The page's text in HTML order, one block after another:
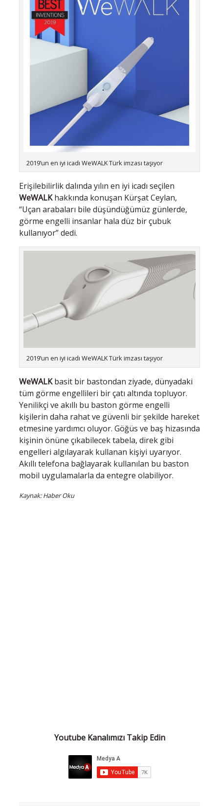
2019’un en iyi icadı WeWALK Türk imzası taşıyor
Erişilebilirlik dalında yılın en iyi icadı seçilen
WeWALKhakkında konuşan Kürşat Ceylan,
“Uçan arabaları bile düşündüğümüz günlerde,
görme engelli insanlar hala düz bir çubuk
kullanıyor” dedi.
2019’un en iyi icadı WeWALK Türk imzası taşıyor
WeWALKbasit bir bastondan ziyade, dünyadaki
tüm görme engellileri bir çatı altında topluyor.
Yenilikçi ve akıllı bu baston görme engelli
kişilerin daha rahat ve güvenli bir şekilde hareket
etmesine yardımcı oluyor. Göğüs ve baş hizasında
kişinin önüne çıkabilecek tabela, direk gibi
engelleri algılayarak kullanan kişiyi uyarıyor.
Akıllı telefona bağlayarak kullanılan bu baston
mobil uygulamalarla da entegre olabiliyor.
Kaynak: Haber Oku
Youtube Kanalımızı Takip Edin